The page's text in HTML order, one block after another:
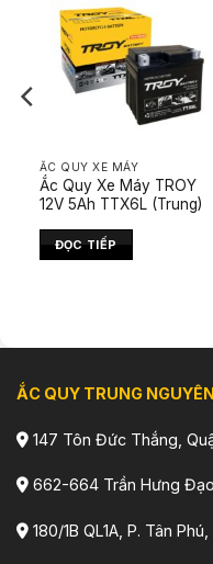
ẮC QUY XE MÁY
Ắc Quy Xe Máy TROY
12V 5Ah TTX6L (Trung)
ĐỌC TIẾP
ẮC QUY TRUNG
147 Tôn Đức Thắng,
662-664 Trần Hưng
180/1B QL1A, P. Tân